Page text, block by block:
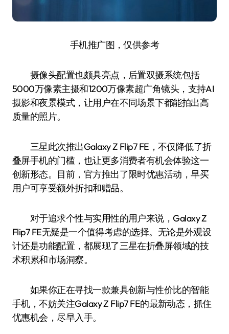
手机推广图，仅供参考
摄像头配置也颇具亮点，后置双摄系统包括
5000万像素主摄和1200万像素超广角镜头，支持AI
摄影和夜景模式，让用户在不同场景下都能拍出高
质量的照片。
三星此次推出Galaxy Z Flip7 FE，不仅降低了折
叠屏手机的门槛，也让更多消费者有机会体验这一
创新形态。目前，官方推出了限时优惠活动，早买
用户可享受额外折扣和赠品。
对于追求个性与实用性的用户来说，Galaxy Z
Flip7 FE无疑是一个值得考虑的选择。无论是外观设
计还是功能配置，都展现了三星在折叠屏领域的技
术积累和市场洞察。
如果你正在寻找一款兼具创新与性价比的智能
手机，不妨关注Galaxy Z Flip7 FE的最新动态，抓住
优惠机会，尽早入手。